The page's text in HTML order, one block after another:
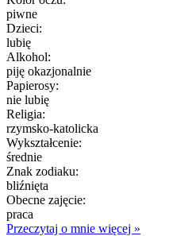
piwne
Dzieci:
lubię
Alkohol:
piję okazjonalnie
Papierosy:
nie lubię
Religia:
rzymsko-katolicka
Wykształcenie:
średnie
Znak zodiaku:
bliźnięta
Obecne zajęcie:
praca
Przeczytaj o mnie więcej »